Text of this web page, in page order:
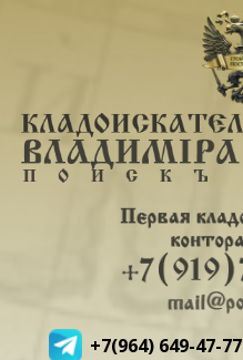
+7(964) 649-47-77